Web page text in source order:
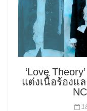
‘Love
แต่งเนื้อร้องแ